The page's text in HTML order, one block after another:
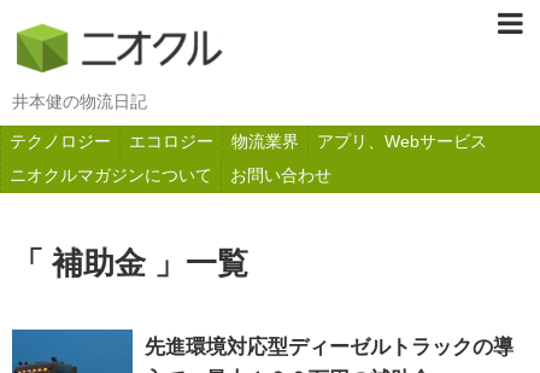
井本健の物流日記
テクノロジー エコロジー 物流業界
アプリ、Webサービス
ニオクルマガジンについて
お問い合わせ
「 補助金 」一覧
先進環境対応型ディーゼルトラックの導